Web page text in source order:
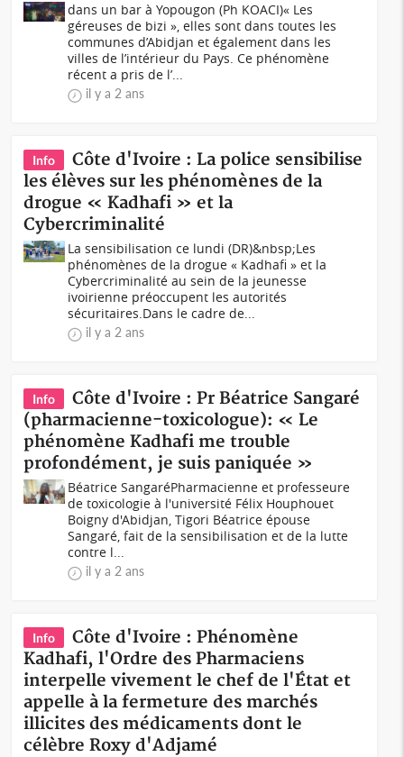
dans un bar à Yopougon (Ph KOACI)« Les
géreuses de bizi », elles sont dans toutes les
communes d’Abidjan et également dans les
villes de l’intérieur du Pays. Ce phénomène
récent a pris de l’...
il y a 2 ans
Info
Côte d'Ivoire : La police sensibilise
les élèves sur les phénomènes de la
drogue « Kadhafi » et la
Cybercriminalité
La sensibilisation ce lundi (DR)&nbsp;Les
phénomènes de la drogue « Kadhafi » et la
Cybercriminalité au sein de la jeunesse
ivoirienne préoccupent les autorités
sécuritaires.Dans le cadre de...
il y a 2 ans
Info
Côte d'Ivoire : Pr Béatrice Sangaré
(pharmacienne-toxicologue): « Le
phénomène Kadhafi me trouble
profondément, je suis paniquée »
Béatrice SangaréPharmacienne et professeure
de toxicologie à l'université Félix Houphouet
Boigny d'Abidjan, Tigori Béatrice épouse
Sangaré, fait de la sensibilisation et de la lutte
contre l...
il y a 2 ans
Info
Côte d'Ivoire : Phénomène
Kadhafi, l'Ordre des Pharmaciens
interpelle vivement le chef de l'État et
appelle à la fermeture des marchés
illicites des médicaments dont le
célèbre Roxy d'Adjamé